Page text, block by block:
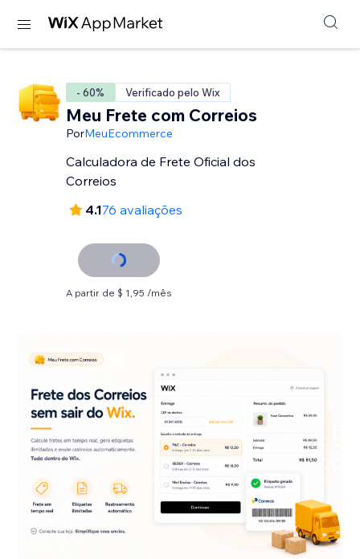
- 60% Verificado pelo Wix
Meu Frete com Correios
PorMeuEcommerce
Calculadora de Frete Oficial dos
Correios
4.176 avaliações
A partir de $ 1,95 /mês